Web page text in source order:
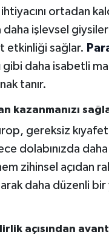
ortadan
daha işlevsel
etkinliği sağlar.
gibi daha isabetli
tanır.
kazanmanızı
gereksiz kıyafet
dolabınızda
zihinsel açıdan
daha düzenli bir
açısından